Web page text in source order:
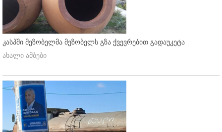
კასპში მეზობელმა მეზობელს გზა ქვევრებით გადაუკეტა
ახალი ამბები